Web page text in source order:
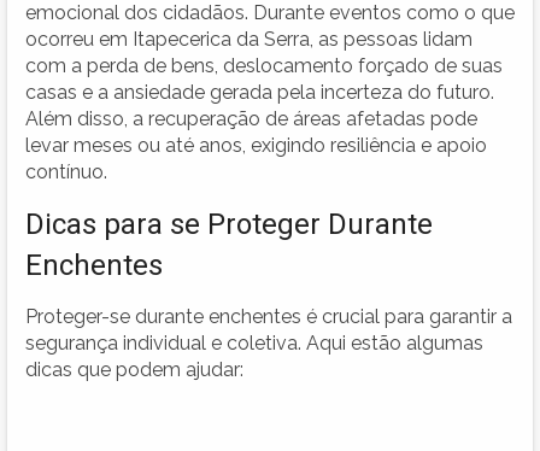
emocional dos cidadãos. Durante eventos como o que
ocorreu em Itapecerica da Serra, as pessoas lidam
com a perda de bens, deslocamento forçado de suas
casas e a ansiedade gerada pela incerteza do futuro.
Além disso, a recuperação de áreas afetadas pode
levar meses ou até anos, exigindo resiliência e apoio
contínuo.
Dicas para se Proteger Durante
Enchentes
Proteger-se durante enchentes é crucial para garantir a
segurança individual e coletiva. Aqui estão algumas
dicas que podem ajudar: